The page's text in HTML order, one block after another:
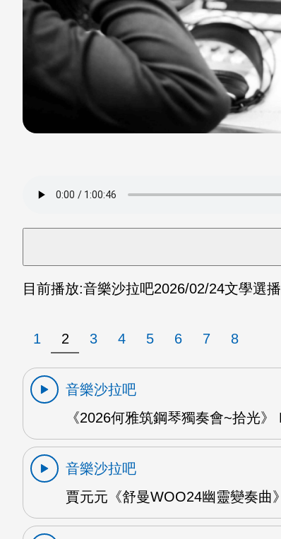
目前播放:音樂沙拉吧2026/02/24文學選
1 2 3 4 5 6 7 8
音樂沙拉吧
《2026何雅筑鋼琴獨奏會~拾光》
音樂沙拉吧
賈元元《舒曼WOO24幽靈變奏曲